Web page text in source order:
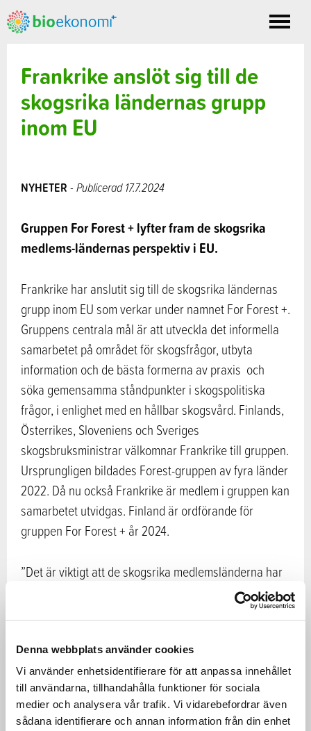
Denna webbplats använder cookies
Vi använder enhetsidentifierare för att anpassa innehållet
till användarna, tillhandahålla funktioner för sociala
medier och analysera vår trafik. Vi vidarebefordrar även
sådana identifierare och annan information från din enhet
Toggle
Frankrike anslöt sig till de
skogsrika ländernas grupp
inom EU
NYHETER - Publicerad 17.7.2024
Gruppen For Forest + lyfter fram de skogsrika
medlems-ländernas perspektiv i EU.
Frankrike har anslutit sig till de skogsrika ländernas
grupp inom EU som verkar under namnet For Forest +.
Gruppens centrala mål är att utveckla det informella
samarbetet på området för skogsfrågor, utbyta
information och de bästa formerna av praxis och
söka gemensamma ståndpunkter i skogspolitiska
frågor, i enlighet med en hållbar skogsvård. Finlands,
Österrikes, Sloveniens och Sveriges
skogsbruksministrar välkomnar Frankrike till gruppen.
Ursprungligen bildades Forest-gruppen av fyra länder
2022. Då nu också Frankrike är medlem i gruppen kan
samarbetet utvidgas. Finland är ordförande för
gruppen For Forest + år 2024.
”Det är viktigt att de skogsrika medlemsländerna har
ett tätt eller nära samarbete. Skogar har en stor
vi ska kunna skapa en djupare förståelse av
skogsrelaterade frågor i Europeiska unionen”,
sägerSari Essayah, ordföranden för For Forest +-
gruppen, jord- och skogsbruksminister.